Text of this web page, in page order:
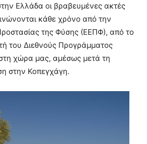
Ελλάδα οι βραβευμένες ακτές
κάθε χρόνο από την
της Φύσης (ΕΕΠΦ), από το
του Διεθνούς Προγράμματος
χώρα μας, αμέσως μετά τη
στην Κοπεγχάγη.